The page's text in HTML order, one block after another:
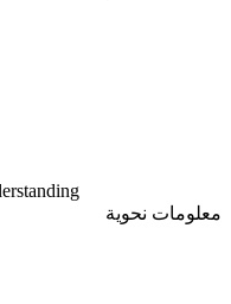
معلومات نحوية